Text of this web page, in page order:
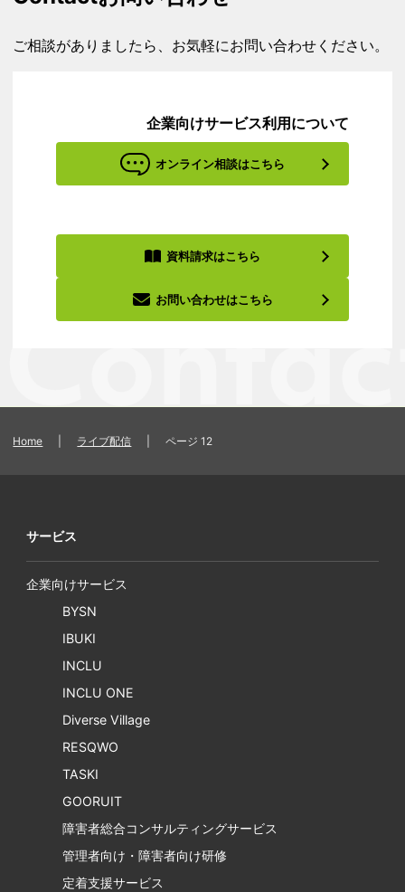
ご相談がありましたら、お気軽にお問い合わせください。
企業向けサービス利用について
オンライン相談はこちら
資料請求はこちら
お問い合わせはこちら
Home ライブ配信 ページ 12
サービス
企業向けサービス
BYSN
IBUKI
INCLU
INCLU ONE
Diverse Village
RESQWO
TASKI
GOORUIT
障害者総合コンサルティングサービス
管理者向け・障害者向け研修
定着支援サービス